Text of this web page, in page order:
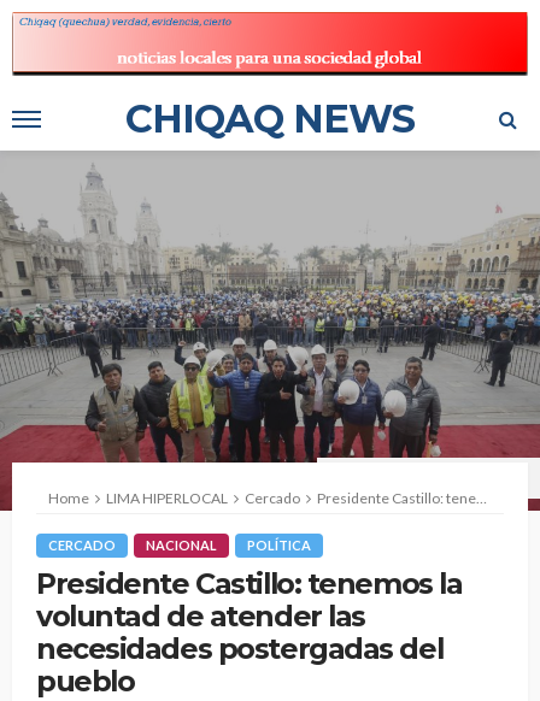
CHIQAQ NEWS
Home
LIMA HIPERLOCAL Cercado Presidente Castillo: tenemos la voluntad de atender las necesidades postergadas del pueblo
CERCADO NACIONAL POLÍTICA
Presidente Castillo: tenemos la
voluntad de atender las
necesidades postergadas del
pueblo